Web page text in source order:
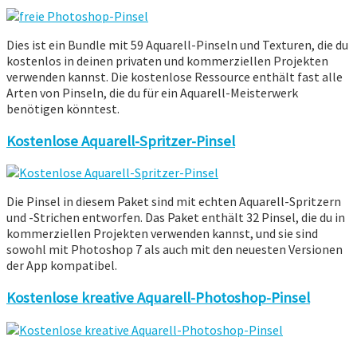
Dies ist ein Bundle mit 59 Aquarell-Pinseln und Texturen, die du
kostenlos in deinen privaten und kommerziellen Projekten
verwenden kannst. Die kostenlose Ressource enthält fast alle
Arten von Pinseln, die du für ein Aquarell-Meisterwerk
benötigen könntest.
Kostenlose Aquarell-Spritzer-Pinsel
Die Pinsel in diesem Paket sind mit echten Aquarell-Spritzern
und -Strichen entworfen. Das Paket enthält 32 Pinsel, die du in
kommerziellen Projekten verwenden kannst, und sie sind
sowohl mit Photoshop 7 als auch mit den neuesten Versionen
der App kompatibel.
Kostenlose kreative Aquarell-Photoshop-Pinsel